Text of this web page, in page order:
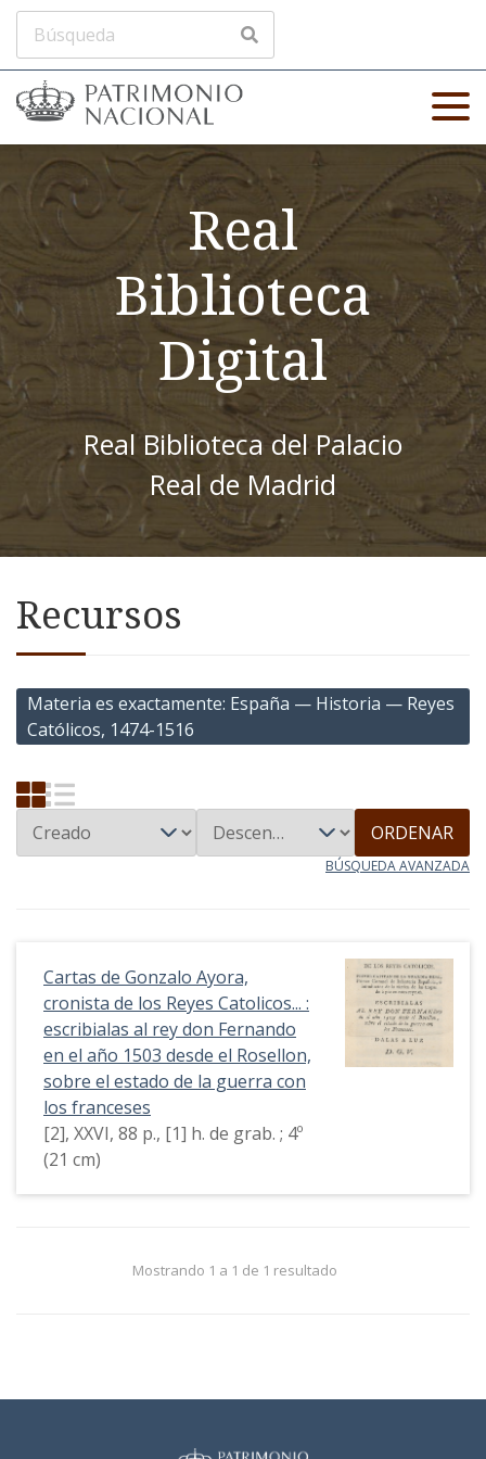
Real
Biblioteca
Digital
Real Biblioteca del Palacio
Real de Madrid
Recursos
Materia es exactamente España — Historia — Reyes
Católicos, 1474-1516
ORDENAR
BÚSQUEDA AVANZADA
Cartas de Gonzalo Ayora,
cronista de los Reyes Catolicos... :
escribialas al rey don Fernando
en el año 1503 desde el Rosellon,
sobre el estado de la guerra con
los franceses
[2], XXVI, 88 p., [1] h. de grab. ; 4º
(21 cm)
Mostrando 1 a 1 de 1 resultado